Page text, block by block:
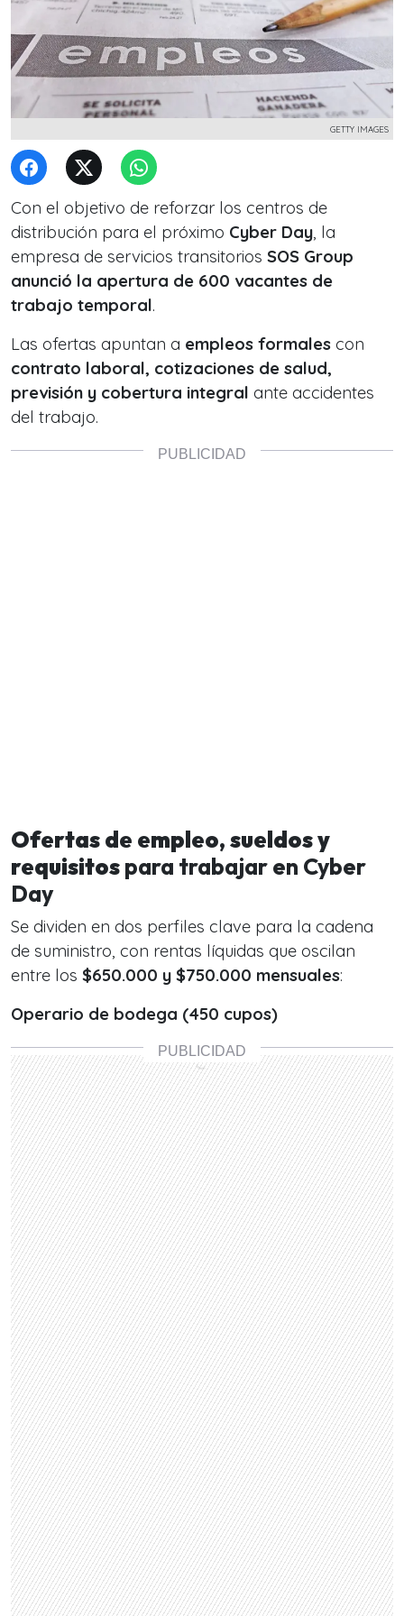
GETTY IMAGES
Con el objetivo de reforzar los centros de
distribución para el próximo Cyber Day, la
empresa de servicios transitorios SOS Group
anunció la apertura de 600 vacantes de
trabajo temporal.
Las ofertas apuntan a empleos formales con
contrato laboral, cotizaciones de salud,
previsión y cobertura integral ante accidentes
del trabajo.
Ofertas de empleo, sueldos y
requisitospara trabajar en Cyber
Day
Se dividen en dos perfiles clave para la cadena
de suministro, con rentas líquidas que oscilan
entre los $650.000 y $750.000 mensuales:
Operario de bodega (450 cupos)